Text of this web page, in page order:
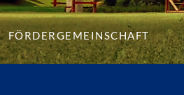
Fördergemeinschaft